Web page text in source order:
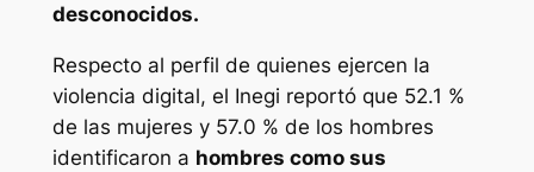
desconocidos.
Respecto al perfil de quienes ejercen la
violencia digital, el Inegi reportó que 52.1 %
de las mujeres y 57.0 % de los hombres
identificaron a hombres como sus